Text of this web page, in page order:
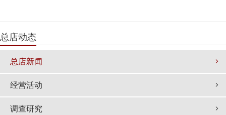
总店动态
总店新闻
经营活动
调查研究